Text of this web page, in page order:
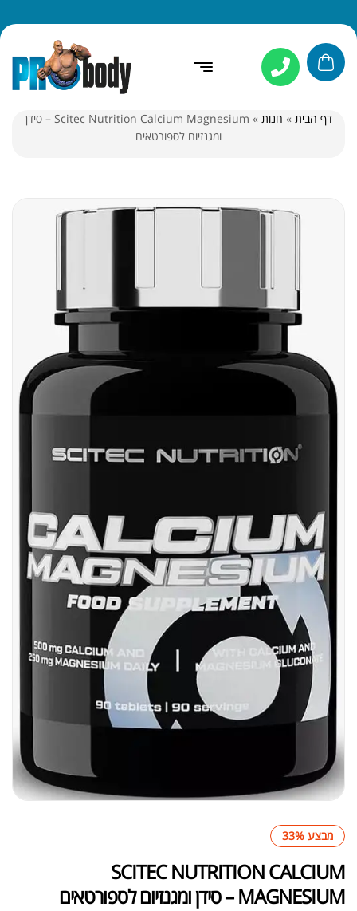
דף הבית » חנות »
Scitec Nutrition Calcium Magnesium – סידן
ומגנזיום לספורטאים
מבצע 33%
SCITEC NUTRITION CALCIUM
MAGNESIUM – סידן ומגנזיום לספורטאים